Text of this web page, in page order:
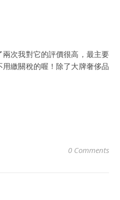
次我對它的評價很高，最主要
繳關稅的喔！除了大牌奢侈品
0 Comments